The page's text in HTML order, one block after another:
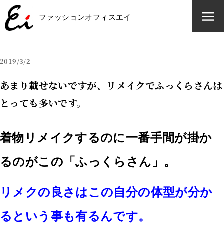
ファッションオフィスエイ
ファッションオフィスエイ
2019 3/2
あまり載せないですが、リメイクでふっくらさんは
とっても多いです。
着物リメイクするのに一番手間が掛か
るのがこの「ふっくらさん」。
リメクの良さはこの自分の体型が分か
るという事も有るんです。